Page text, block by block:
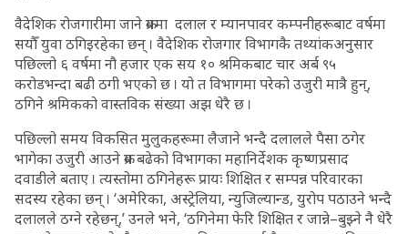
वैदेशिक रोजगारीमा जाने क्रममा दलाल र म्यानपावर कम्पनीहरूबाट वर्षमा
सयौँ युवा ठगिइरहेका छन् । वैदेशिक रोजगार विभागकै तथ्यांकअनुसार
पछिल्लो ६ वर्षमा नौ हजार एक सय १० श्रमिकबाट चार अर्ब ९५
करोडभन्दा बढी ठगी भएको छ । यो त विभागमा परेको उजुरी मात्रै हुन्,
ठगिने श्रमिकको वास्तविक संख्या अझ धेरै छ ।
पछिल्लो समय विकसित मुलुकहरूमा लैजाने भन्दै दलालले पैसा ठगेर
भागेका उजुरी आउने क्रम बढेको विभागका महानिर्देशक कृष्णप्रसाद
दवाडीले बताए । त्यस्तोमा ठगिनेहरू प्रायः शिक्षित र सम्पन्न परिवारका
सदस्य रहेका छन् । ‘अमेरिका, अस्ट्रेलिया, न्युजिल्यान्ड, युरोप पठाउने भन्दै
दलालले ठग्ने रहेछन्,’ उनले भने, ‘ठगिनेमा फेरि शिक्षित र जान्ने–बुझ्ने नै धेरै